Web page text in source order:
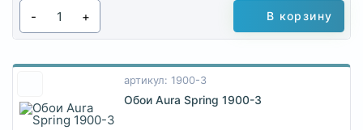
- + В корзину
артикул: 1900-3
Обои Aura Spring 1900-3